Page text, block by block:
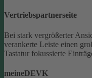
Vertriebspartnerseite
Bei stark vergrößerter
verankerte Leiste einen
Tastatur fokussierte
meineDEVK